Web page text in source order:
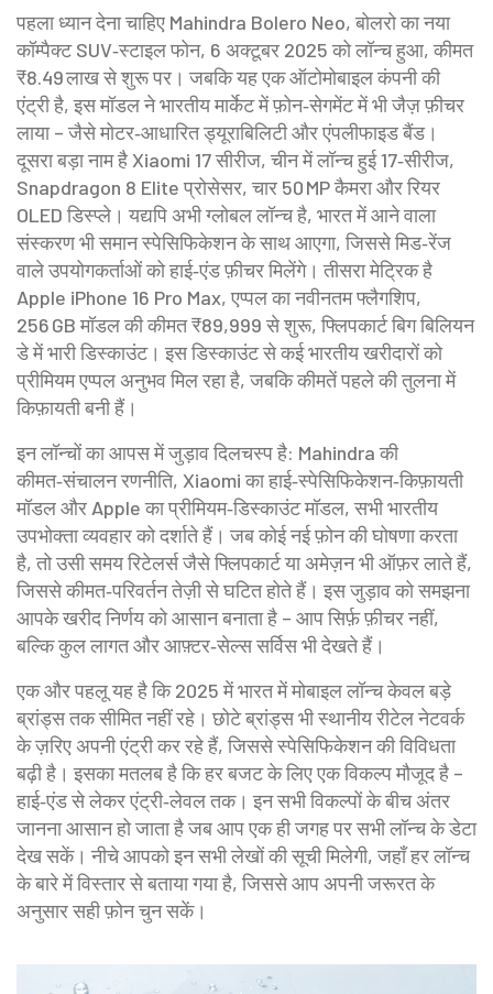
पहला ध्यान देना चाहिए Mahindra Bolero Neo,बोलरो का नया
कॉम्पैक्ट SUV‑स्टाइल फोन, 6 अक्टूबर 2025 को लॉन्च हुआ, कीमत
₹8.49 लाख से शुरूपर। जबकि यह एक ऑटोमोबाइल कंपनी की
एंट्री है, इस मॉडल ने भारतीय मार्केट में फ़ोन‑सेगमेंट में भी जैज़ फ़ीचर
लाया – जैसे मोटर‑आधारित ड्यूराबिलिटी और एंपलीफाइड बैंड।
दूसरा बड़ा नाम है Xiaomi 17 सीरीज,चीन में लॉन्च हुई 17‑सीरीज,
Snapdragon 8 Elite प्रोसेसर, चार 50 MP कैमरा और रियर
OLED डिस्प्ले । यद्यपि अभी ग्लोबल लॉन्च है, भारत में आने वाला
संस्करण भी समान स्पेसिफिकेशन के साथ आएगा, जिससे मिड‑रेंज
वाले उपयोगकर्ताओं को हाई‑एंड फ़ीचर मिलेंगे। तीसरा मेट्रिक है
Apple iPhone 16 Pro Max,एप्पल का नवीनतम फ्लैगशिप,
256 GB मॉडल की कीमत ₹89,999 से शुरू, फ्लिपकार्ट बिग बिलियन
डे में भारी डिस्काउंट। इस डिस्काउंट से कई भारतीय खरीदारों को
प्रीमियम एप्पल अनुभव मिल रहा है, जबकि कीमतें पहले की तुलना में
किफ़ायती बनी हैं।
इन लॉन्चों का आपस में जुड़ाव दिलचस्प है: Mahindra की
कीमत‑संचालन रणनीति, Xiaomi का हाई‑स्पेसिफिकेशन‑किफ़ायती
मॉडल और Apple का प्रीमियम‑डिस्काउंट मॉडल, सभी भारतीय
उपभोक्ता व्यवहार को दर्शाते हैं। जब कोई नई फ़ोन की घोषणा करता
है, तो उसी समय रिटेलर्स जैसे फ्लिपकार्ट या अमेज़न भी ऑफ़र लाते हैं,
जिससे कीमत‑परिवर्तन तेज़ी से घटित होते हैं। इस जुड़ाव को समझना
आपके खरीद निर्णय को आसान बनाता है – आप सिर्फ़ फ़ीचर नहीं,
बल्कि कुल लागत और आफ़्टर‑सेल्स सर्विस भी देखते हैं।
एक और पहलू यह है कि 2025 में भारत में मोबाइल लॉन्च केवल बड़े
ब्रांड्स तक सीमित नहीं रहे। छोटे ब्रांड्स भी स्थानीय रीटेल नेटवर्क
के ज़रिए अपनी एंट्री कर रहे हैं, जिससे स्पेसिफिकेशन की विविधता
बढ़ी है। इसका मतलब है कि हर बजट के लिए एक विकल्प मौजूद है –
हाई‑एंड से लेकर एंट्री‑लेवल तक। इन सभी विकल्पों के बीच अंतर
जानना आसान हो जाता है जब आप एक ही जगह पर सभी लॉन्च के डेटा
देख सकें। नीचे आपको इन सभी लेखों की सूची मिलेगी, जहाँ हर लॉन्च
के बारे में विस्तार से बताया गया है, जिससे आप अपनी जरूरत के
अनुसार सही फ़ोन चुन सकें।